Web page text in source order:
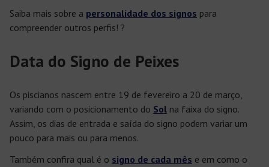
Saiba mais sobre a personalidade dos signos para
compreender outros perfis! ?
Data do Signo de Peixes
Os piscianos nascem entre 19 de fevereiro a 20 de março,
variando com o posicionamento do Sol na faixa do signo.
Assim, os dias de entrada e saída do signo podem variar um
pouco para mais ou para menos.
Também confira qual é o signo de cada mês e em como o